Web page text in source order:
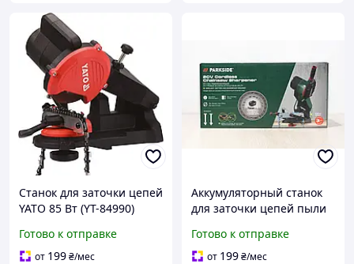
Станок для заточки цепей
YATO 85 Вт (YT-84990)
Готово к отправке
от 199₴/мес
Аккумуляторный станок
для заточки цепей пыли
Точило для цепи Заточка
цепи
Готово к отправке
от 199₴/мес